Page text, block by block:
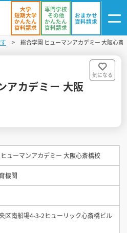
資料リスト
大学
短期大学
かんたん
資料請求
専門学校
その他
かんたん
資料請求
おまかせ
資料請求
総合学園 ヒューマンアカデミー 大阪心斎
アカデミー 大阪
気になる
ューマンアカデミー 大阪心斎橋校
機関
区南船場4-3-2ヒューリック心斎橋ビル